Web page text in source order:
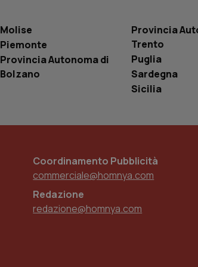
Molise
Piemonte
Provincia Autonoma di
Bolzano
Provincia
Trento
Puglia
Sardegna
Sicilia
Coordinamento Pubblicità
commerciale@homnya.com
Redazione
redazione@homnya.com
Questo cookie è impostato dall'applicazione per abilitare il
sistema di tracking solo in caso di utenti loggato con identity